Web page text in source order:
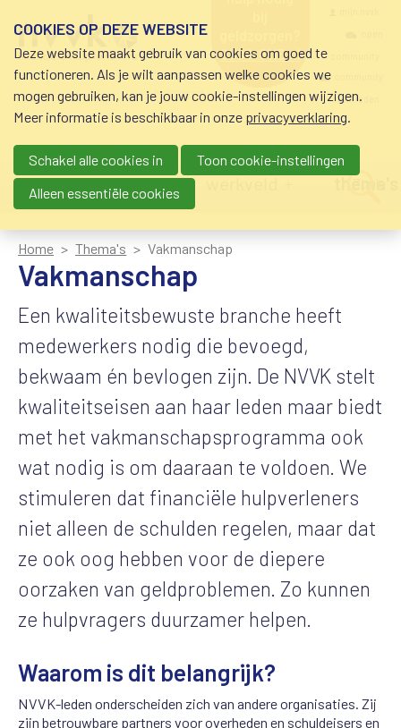
schuldhulp • sociaal
krediet • budgetbeheer •
beschermingsbewind
0800-8115.nl
nvvk-leden
Main navigation
nieuws agenda
Home Thema's Vakmanschap
Vakmanschap
Een kwaliteitsbewuste branche heeft
medewerkers nodig die bevoegd,
bekwaam én bevlogen zijn. De NVVK stelt
kwaliteitseisen aan haar leden maar biedt
met het vakmanschapsprogramma ook
wat nodig is om daaraan te voldoen. We
stimuleren dat financiële hulpverleners
niet alleen de schulden regelen, maar dat
ze ook oog hebben voor de diepere
oorzaken van geldproblemen. Zo kunnen
ze hulpvragers duurzamer helpen.
Waarom is dit belangrijk?
NVVK-leden onderscheiden zich van andere organisaties. Zij
zijn betrouwbare partners voor overheden en schuldeisers en
COOKIES OP DEZE WEBSITE
Deze website maakt gebruik van cookies om goed te
functioneren. Als je wilt aanpassen welke cookies we
mogen gebruiken, kan je jouw cookie-instellingen wijzigen.
Meer informatie is beschikbaar in onze privacyverklaring.
Schakel alle cookies in
Toon cookie-instellingen
Alleen essentiële cookies